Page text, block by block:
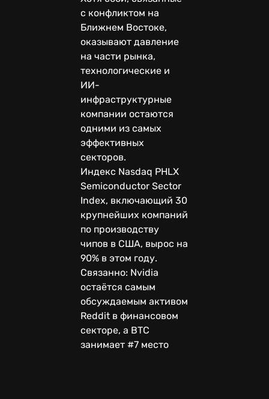
с конфликтом на
Ближнем Востоке,
оказывают давление
на части рынка,
технологические и
ИИ-
инфраструктурные
компании остаются
одними из самых
эффективных
секторов.
Индекс Nasdaq PHLX
Semiconductor Sector
Index, включающий 30
крупнейших компаний
по производству
чипов в США, вырос на
90% в этом году.
Связанно: Nvidia
остаётся самым
обсуждаемым активом
Reddit в финансовом
секторе, а BTC
занимает #7 место